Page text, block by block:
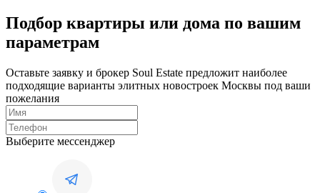
Подбор квартиры или дома по вашим
параметрам
Оставьте заявку и брокер Soul Estate предложит наиболее
подходящие варианты элитных новостроек Москвы под ваши
пожелания
Выберите мессенджер